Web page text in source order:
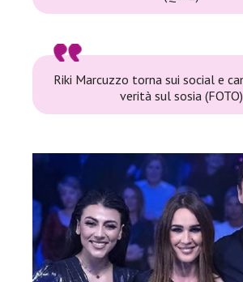
Riki Marcuzzo torna sui social e
verità sul sosia (FOTO)